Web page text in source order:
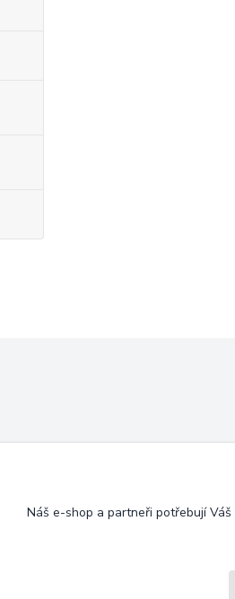
Náš e-shop a partneři potřebují Váš